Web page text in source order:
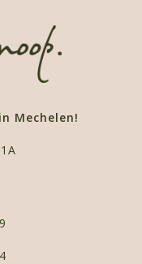
Mechelen!